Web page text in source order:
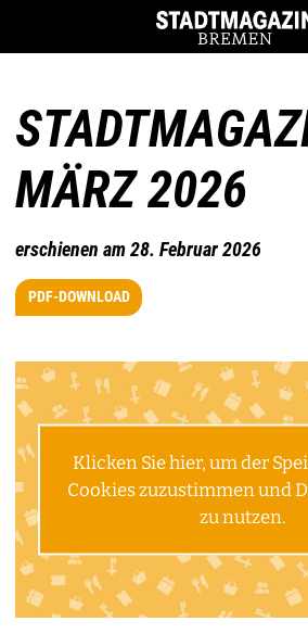
MÄRZ 2026
erschienen am 28. Februar 2026
PDF-DOWNLOAD
Klicken Sie hier, um der
Cookies zuzustimmen und
zu nutzen.